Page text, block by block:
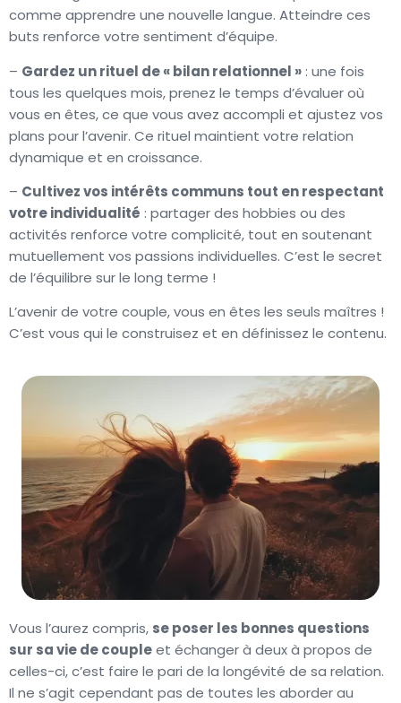
comme apprendre une nouvelle langue. Atteindre ces
buts renforce votre sentiment d’équipe.
– Gardez un rituel de « bilan relationnel » : une fois
tous les quelques mois, prenez le temps d’évaluer où
vous en êtes, ce que vous avez accompli et ajustez vos
plans pour l’avenir. Ce rituel maintient votre relation
dynamique et en croissance.
– Cultivez vos intérêts communs tout en respectant
votre individualité : partager des hobbies ou des
activités renforce votre complicité, tout en soutenant
mutuellement vos passions individuelles. C’est le secret
de l’équilibre sur le long terme !
L’avenir de votre couple, vous en êtes les seuls maîtres !
C’est vous qui le construisez et en définissez le contenu.
Vous l’aurez compris, se poser les bonnes questions
sur sa vie de coupleet échanger à deux à propos de
celles-ci, c’est faire le pari de la longévité de sa relation.
Il ne s’agit cependant pas de toutes les aborder au